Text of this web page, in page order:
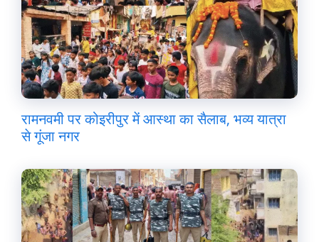
रामनवमी पर कोइरीपुर में आस्था का सैलाब, भव्य यात्रा
से गूंजा नगर